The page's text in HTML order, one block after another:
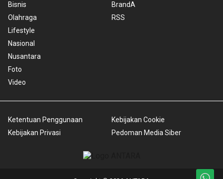
Bisnis
Olahraga
Lifestyle
Nasional
Nusantara
Foto
Video
BrandA
RSS
Ketentuan Penggunaan
Kebijakan Privasi
Kebijakan Cookie
Pedoman Media Siber